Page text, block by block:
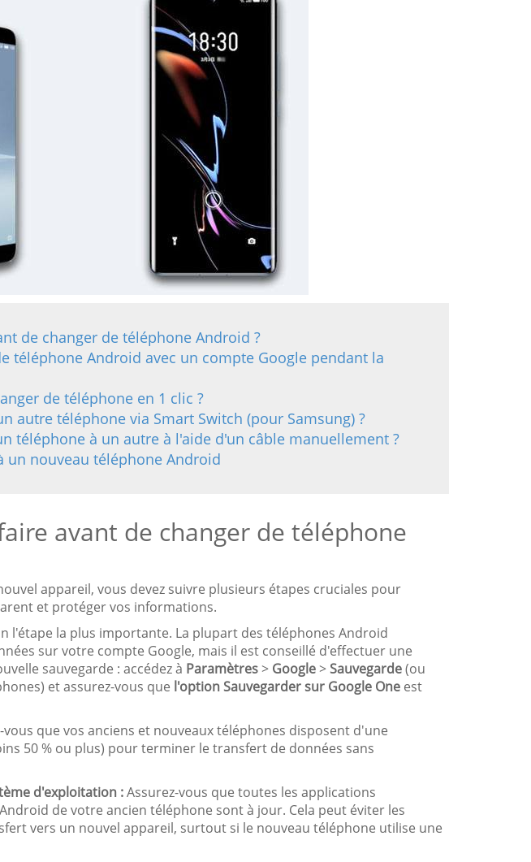
de changer de téléphone Android ?
téléphone Android avec un compte Google pendant la
de téléphone en 1 clic ?
autre téléphone via Smart Switch (pour Samsung) ?
téléphone à un autre à l'aide d'un câble manuellement ?
un nouveau téléphone Android
avant de changer de téléphone
appareil, vous devez suivre plusieurs étapes cruciales pour
et protéger vos informations.
l'étape la plus importante. La plupart des téléphones Android
sur votre compte Google, mais il est conseillé d'effectuer une
sauvegarde : accédez à Paramètres> Google>Sauvegarde(ou
et assurez-vous que l'option Sauvegarder sur Google One est
vous que vos anciens et nouveaux téléphones disposent d'une
50 % ou plus) pour terminer le transfert de données sans
d'exploitation :Assurez-vous que toutes les applications
de votre ancien téléphone sont à jour. Cela peut éviter les
vers un nouvel appareil, surtout si le nouveau téléphone utilise une